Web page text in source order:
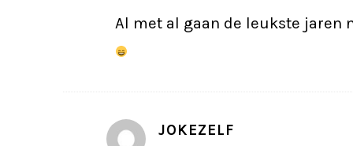
Al met al gaan de leukste jaren
JOKEZELF